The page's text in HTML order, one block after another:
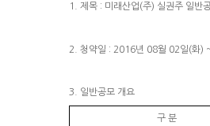
1. 제목 : 미래산업(주) 실권주 일반
2. 청약일 : 2016년 08월 02일(화)
3. 일반공모 개요
구 분